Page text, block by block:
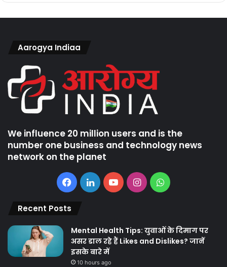
Aarogya Indiaa
We influence 20 million users and is the
number one business and technology news
network on the planet
Facebook
LinkedInYouTubeInstagramWhatsApp
Recent Posts
Mental Health Tips: युवाओं के दिमाग पर
असर डाल रहे हैं Likes and Dislikes? जानें
इसके बारे में
10 hours ago